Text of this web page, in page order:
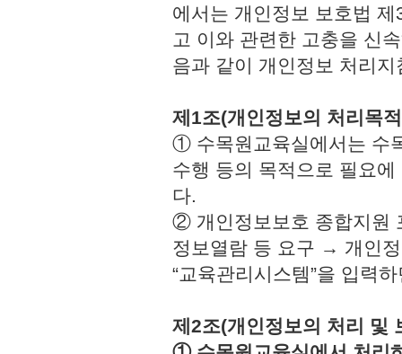
에서는 개인정보 보호법
고 이와 관련한 고충을 신
음과 같이 개인정보 처리
제1조(개인정보의 처리목
① 수목원교육실에서는 수
수행 등의 목적으로 필요
다.
② 개인정보보호 종합지원
정보열람 등 요구 → 개인
“교육관리시스템”을 입력
제2조(개인정보의 처리 및